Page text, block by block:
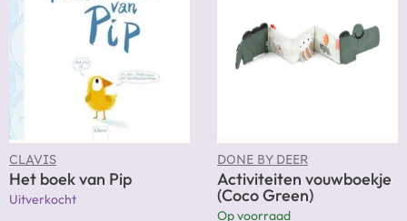
CLAVIS
Het boek van Pip
Uitverkocht
DONE BY DEER
Activiteiten vouwboekje
(Coco Green)
Op voorraad